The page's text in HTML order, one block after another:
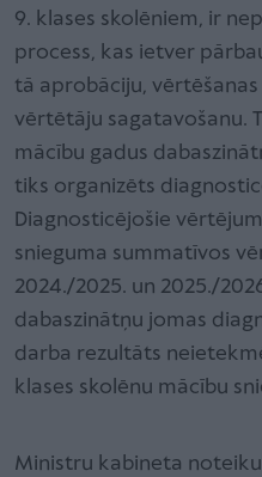
9. klases skolēniem, ir
process, kas ietver
tā aprobāciju,
vērtētāju sagatavošanu.
mācību gadus
tiks organizēts
Diagnosticējošie
snieguma summatīvos
2024./2025. un 2025./
dabaszinātņu jomas
darba rezultāts
klases skolēnu mācību
Ministru kabineta